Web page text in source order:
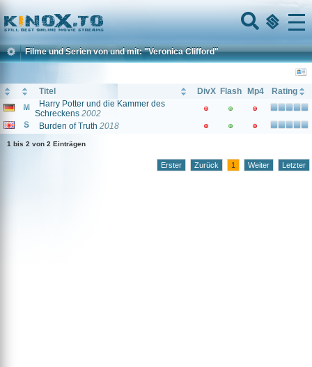
Home
Menu
Filme und Serien von und mit: "Veronica Clifford"
Titel DivX Flash Mp4
Rating
Harry Potter und die Kammer des
Schreckens 2002
Burden of Truth 2018
1 bis 2 von 2 Einträgen
Erster Zurück 1 Weiter Letzter